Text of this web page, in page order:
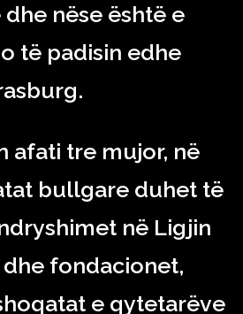
nëse është e
të padisin edhe
afati tre mujor, në
bullgare duhet të
në Ligjin
fondacionet,
e qytetarëve